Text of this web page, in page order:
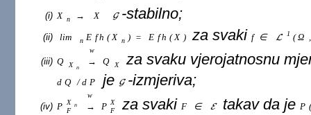
(i) X n → X G -stabilno;
(ii) lim n E fh ( X n ) = E fh ( X ) za svakif ∈ L 1 ( Ω
(iii) Q X n
w
→ Q X za svaku vjerojatnosnu
d Q / d P je G -izmjeriva;
(iv) P X n
F
w
→ P X
F
za svaki F ∈ E takav da je P